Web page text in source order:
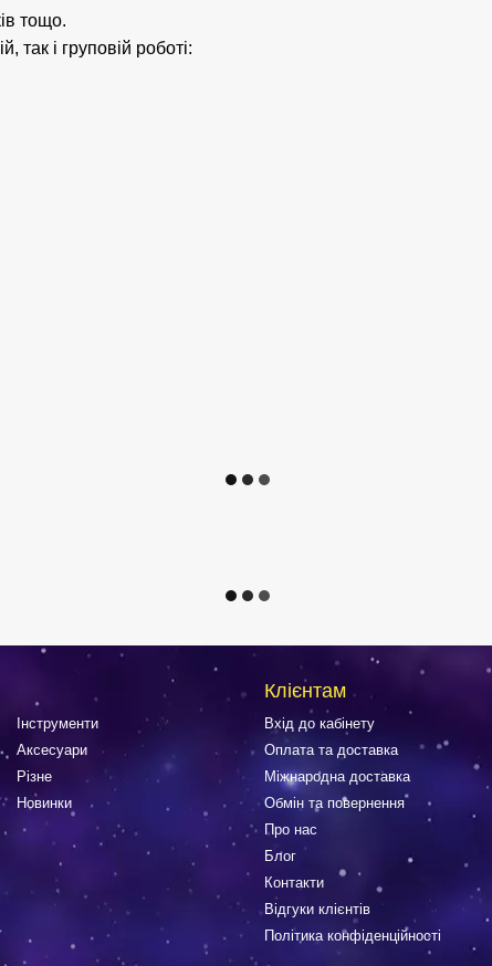
тощо.
так і груповій роботі:
Інструменти
Аксесуари
Різне
Новинки
Клієнтам
Вхід до кабінету
Оплата та доставка
Міжнародна доставка
Обмін та повернення
Про нас
Блог
Контакти
Відгуки клієнтів
Політика конфіденційності